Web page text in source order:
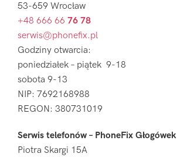
53-659 Wrocław
+48 666 66 76 78
serwis@phonefix.pl
Godziny otwarcia:
poniedziałek – piątek 9-18
sobota 9-13
NIP: 7692168988
REGON: 380731019
Serwis telefonów – PhoneFix Głogówek
Piotra Skargi 15A